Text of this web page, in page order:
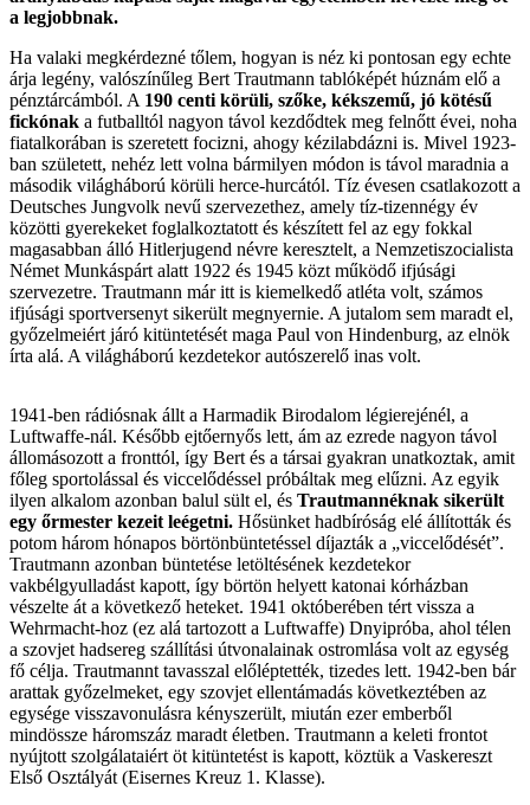
a legjobbnak.
Ha valaki megkérdezné tőlem, hogyan is néz ki pontosan egy echte
árja legény, valószínűleg Bert Trautmann tablóképét húznám elő a
pénztárcámból. A 190 centi körüli, szőke, kékszemű, jó kötésű
fickónak a futballtól nagyon távol kezdődtek meg felnőtt évei, noha
fiatalkorában is szeretett focizni, ahogy kézilabdázni is. Mivel 1923-
ban született, nehéz lett volna bármilyen módon is távol maradnia a
második világháború körüli herce-hurcától. Tíz évesen csatlakozott a
Deutsches Jungvolk nevű szervezethez, amely tíz-tizennégy év
közötti gyerekeket foglalkoztatott és készített fel az egy fokkal
magasabban álló Hitlerjugend névre keresztelt, a Nemzetiszocialista
Német Munkáspárt alatt 1922 és 1945 közt működő ifjúsági
szervezetre. Trautmann már itt is kiemelkedő atléta volt, számos
ifjúsági sportversenyt sikerült megnyernie. A jutalom sem maradt el,
győzelmeiért járó kitüntetését maga Paul von Hindenburg, az elnök
írta alá. A világháború kezdetekor autószerelő inas volt.
1941-ben rádiósnak állt a Harmadik Birodalom légierejénél, a
Luftwaffe-nál. Később ejtőernyős lett, ám az ezrede nagyon távol
állomásozott a fronttól, így Bert és a társai gyakran unatkoztak, amit
főleg sportolással és viccelődéssel próbáltak meg elűzni. Az egyik
ilyen alkalom azonban balul sült el, és Trautmannéknak sikerült
egy őrmester kezeit leégetni. Hősünket hadbíróság elé állították és
potom három hónapos börtönbüntetéssel díjazták a „viccelődését”.
Trautmann azonban büntetése letöltésének kezdetekor
vakbélgyulladást kapott, így börtön helyett katonai kórházban
vészelte át a következő heteket. 1941 októberében tért vissza a
Wehrmacht-hoz (ez alá tartozott a Luftwaffe) Dnyipróba, ahol télen
a szovjet hadsereg szállítási útvonalainak ostromlása volt az egység
fő célja. Trautmannt tavasszal előléptették, tizedes lett. 1942-ben bár
arattak győzelmeket, egy szovjet ellentámadás következtében az
egysége visszavonulásra kényszerült, miután ezer emberből
mindössze háromszáz maradt életben. Trautmann a keleti frontot
nyújtott szolgálataiért öt kitüntetést is kapott, köztük a Vaskereszt
Első Osztályát (Eisernes Kreuz 1. Klasse).